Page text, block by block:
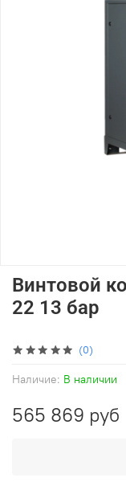
(0)
Наличие: В наличии
Винтовой
22 13 бар
565 869 руб